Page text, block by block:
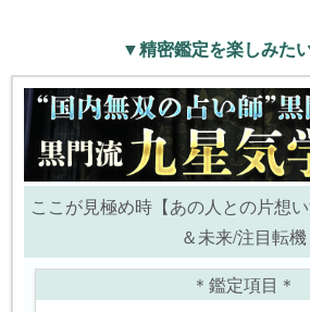
▼精密鑑定を楽しみた
ここが見極め時【あの人との片想
＆未来/注目転機
＊鑑定項目＊